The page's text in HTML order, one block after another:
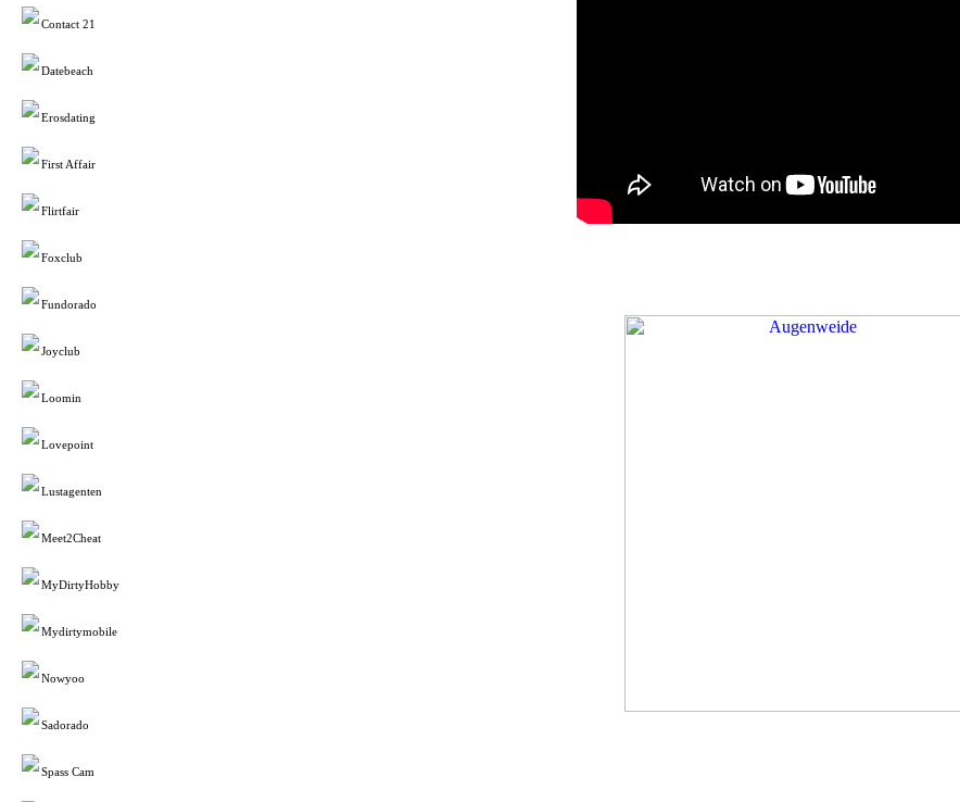
Contact 21
Datebeach
Erosdating
First Affair
Flirtfair
Foxclub
Fundorado
Joyclub
Loomin
Lovepoint
Lustagenten
Meet2Cheat
MyDirtyHobby
Mydirtymobile
Nowyoo
Sadorado
Spass Cam